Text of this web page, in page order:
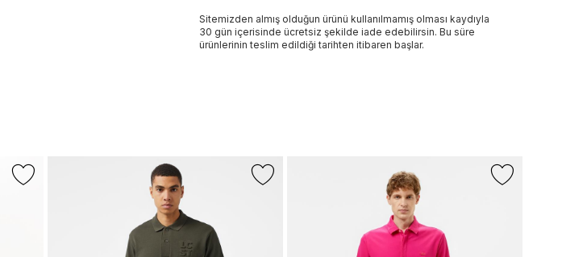
Sitemizden almış olduğun ürünü kullanılmamış olması kaydıyla
30 gün içerisinde ücretsiz şekilde iade edebilirsin. Bu süre
ürünlerinin teslim edildiği tarihten itibaren başlar.